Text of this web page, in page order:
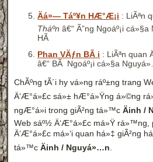
Äá»— Táº¥n HÆ°Æ¡i : LiÃªn
Tháº­n â€“ Ã”ng Ngoáº¡i
HÃ
Phan VÄƒn BÃ i : LiÃªn quan
â€“ BÃ Ngoáº¡i cá»§a
ChÃºng tÃ´i hy vá»ng ráº±ng trang
Ä‘Æ°á»£c sá»± hÆ°á»Ÿng á»©ng
ngÆ°á»i trong giÃ²ng tá»™c Äinh /
Web sáº½ Ä‘Æ°á»£c má»Ÿ rá»™ng,
Ä‘Æ°á»£c má»‘i quan há»‡ giÃ²ng
tá»™c Äinh / Nguyá»…n